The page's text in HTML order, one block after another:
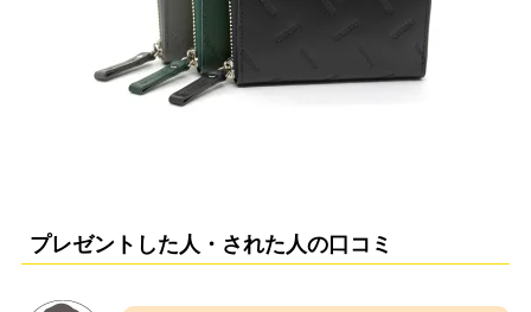
プレゼントした人・された人の口コミ